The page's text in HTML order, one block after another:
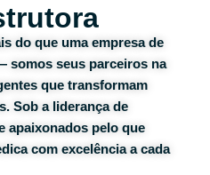
do que uma empresa de
somos seus parceiros na
que transformam
Sob a liderança de
apaixonados pelo que
com excelência a cada